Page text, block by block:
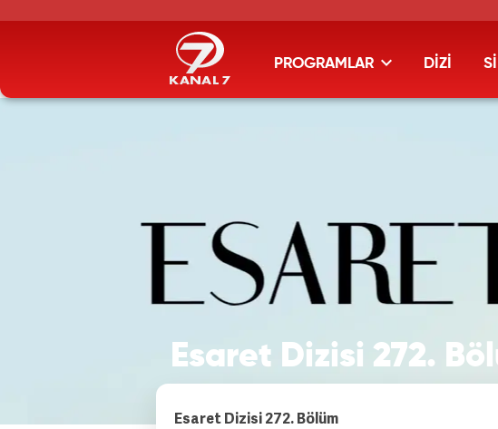
PROGRAMLAR DİZİ
Esaret Dizisi 272.
Esaret Dizisi 272. Bölüm